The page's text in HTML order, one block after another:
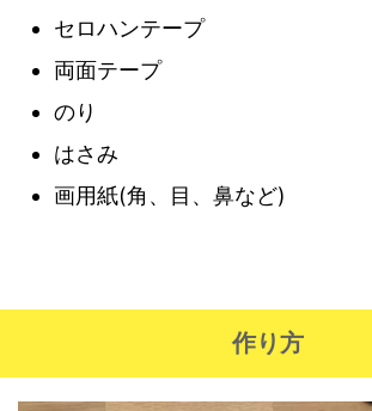
セロハンテープ
両面テープ
のり
はさみ
画用紙(角、目、鼻など)
作り方